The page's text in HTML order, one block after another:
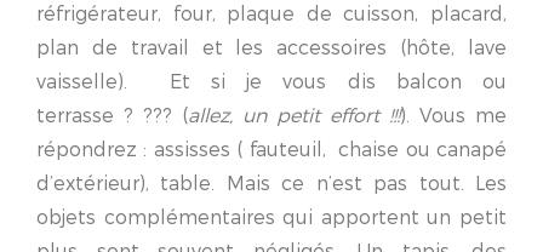
réfrigérateur, four, plaque de cuisson, placard,
plan de travail et les accessoires (hôte, lave
vaisselle). Et si je vous dis balcon ou
terrasse ? ??? (allez, un petit effort !!!). Vous me
répondrez : assisses ( fauteuil, chaise ou canapé
d’extérieur), table. Mais ce n’est pas tout. Les
objets complémentaires qui apportent un petit